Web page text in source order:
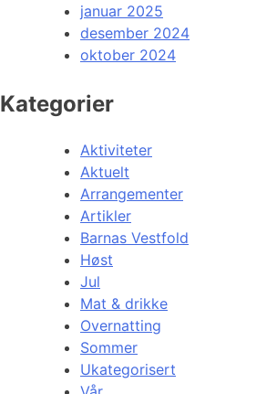
januar 2025
desember 2024
oktober 2024
Kategorier
Aktiviteter
Aktuelt
Arrangementer
Artikler
Barnas Vestfold
Høst
Jul
Mat & drikke
Overnatting
Sommer
Ukategorisert